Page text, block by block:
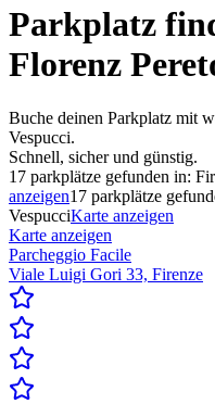
Parkplatz
Florenz
Buche deinen Parkplatz mit
Vespucci.
Schnell, sicher und günstig.
17 parkplätze gefunden in:
anzeigen17 parkplätze
VespucciKarte anzeigen
Karte anzeigen
Parcheggio Facile
Viale Luigi Gori 33, Firenze